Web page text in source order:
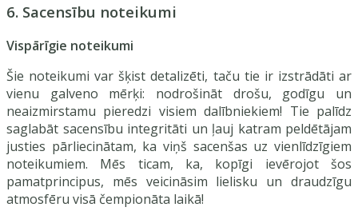
6. Sacensību noteikumi
Vispārīgie noteikumi
Šie noteikumi var šķist detalizēti, taču tie ir izstrādāti ar
vienu galveno mērķi: nodrošināt drošu, godīgu un
neaizmirstamu pieredzi visiem dalībniekiem! Tie palīdz
saglabāt sacensību integritāti un ļauj katram peldētājam
justies pārliecinātam, ka viņš sacenšas uz vienlīdzīgiem
noteikumiem. Mēs ticam, ka, kopīgi ievērojot šos
pamatprincipus, mēs veicināsim lielisku un draudzīgu
atmosfēru visā čempionāta laikā!